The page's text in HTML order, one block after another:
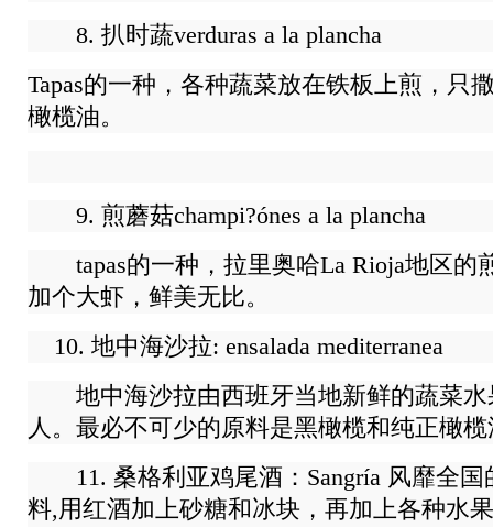
8. 扒时蔬verduras a la plancha
Tapas的一种，各种蔬菜放在铁板上煎，只
橄榄油。
9. 煎蘑菇champi?ónes a la plancha
tapas的一种，拉里奥哈La Rioja地区的
加个大虾，鲜美无比。
10. 地中海沙拉: ensalada mediterranea
地中海沙拉由西班牙当地新鲜的蔬菜水
人。最必不可少的原料是黑橄榄和纯正橄
11. 桑格利亚鸡尾酒：Sangría 风靡全国
料,用红酒加上砂糖和冰块，再加上各种水